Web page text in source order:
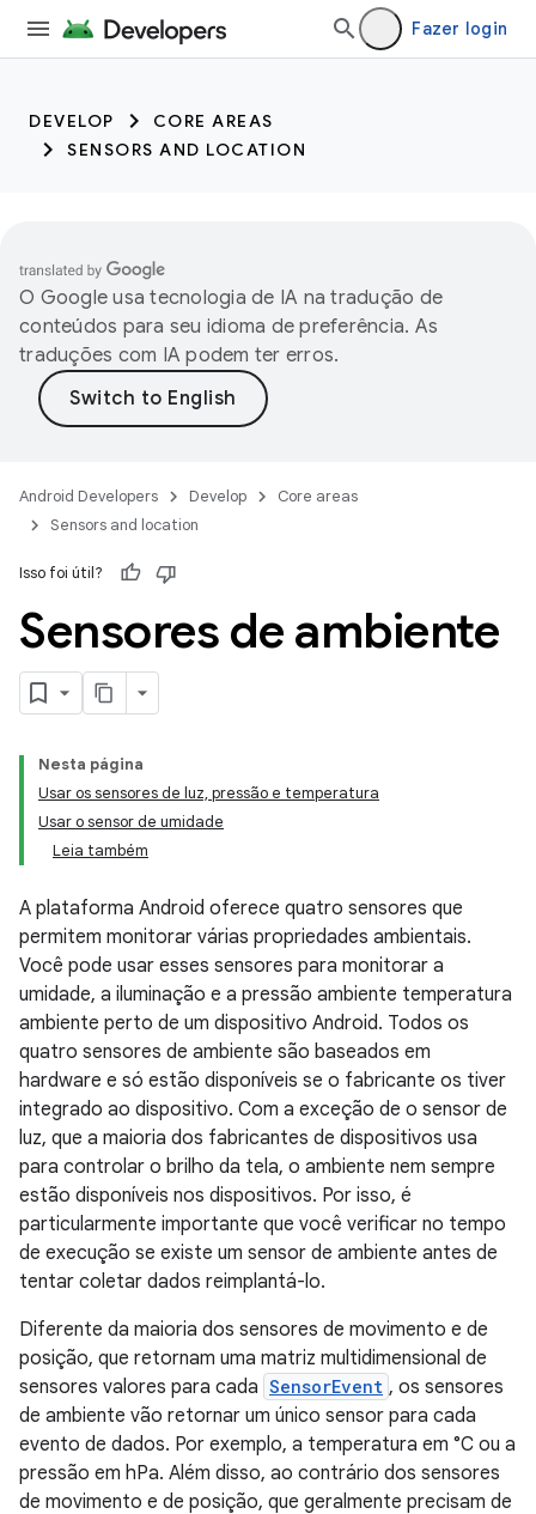
trait:citc trait:citc
Fazer login
DEVELOP
CORE AREAS
SENSORS AND LOCATION
O Google usa tecnologia de IA na tradução de
conteúdos para seu idioma de preferência. As
traduções com IA podem ter erros.
Android Developers Develop
Core areas
Sensors and location
Isso foi útil?
Sensores de ambiente
Nesta página
Usar os sensores de luz, pressão e temperatura
Usar o sensor de umidade
Leia também
A plataforma Android oferece quatro sensores que
permitem monitorar várias propriedades ambientais.
Você pode usar esses sensores para monitorar a
umidade, a iluminação e a pressão ambiente temperatura
ambiente perto de um dispositivo Android. Todos os
quatro sensores de ambiente são baseados em
hardware e só estão disponíveis se o fabricante os tiver
integrado ao dispositivo. Com a exceção de o sensor de
luz, que a maioria dos fabricantes de dispositivos usa
para controlar o brilho da tela, o ambiente nem sempre
estão disponíveis nos dispositivos. Por isso, é
particularmente importante que você verificar no tempo
de execução se existe um sensor de ambiente antes de
tentar coletar dados reimplantá-lo.
Diferente da maioria dos sensores de movimento e de
posição, que retornam uma matriz multidimensional de
sensores valores para cada SensorEvent , os sensores
de ambiente vão retornar um único sensor para cada
evento de dados. Por exemplo, a temperatura em °C ou a
pressão em hPa. Além disso, ao contrário dos sensores
de movimento e de posição, que geralmente precisam de